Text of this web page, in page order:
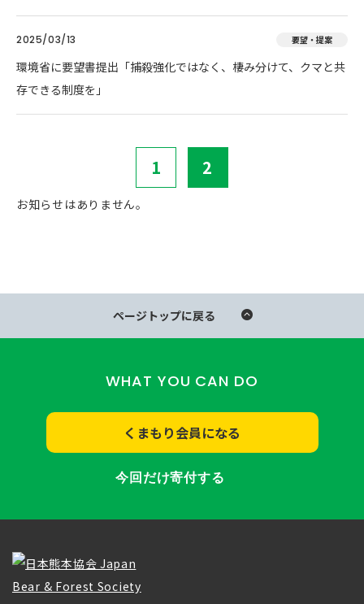
2025/03/13 要望・提案
環境省に要望書提出「捕殺強化ではなく、棲み分けて、クマと共
存できる制度を」
1 2
お知らせはありません。
ページトップに戻る
WHAT YOU CAN DO
くまもり会員になる
今回だけ寄付する